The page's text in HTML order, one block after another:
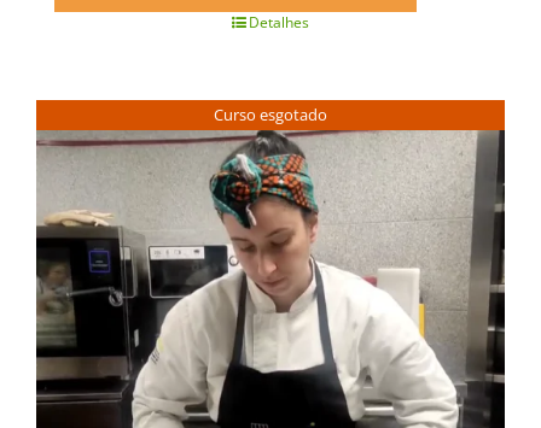
Detalhes
Curso esgotado